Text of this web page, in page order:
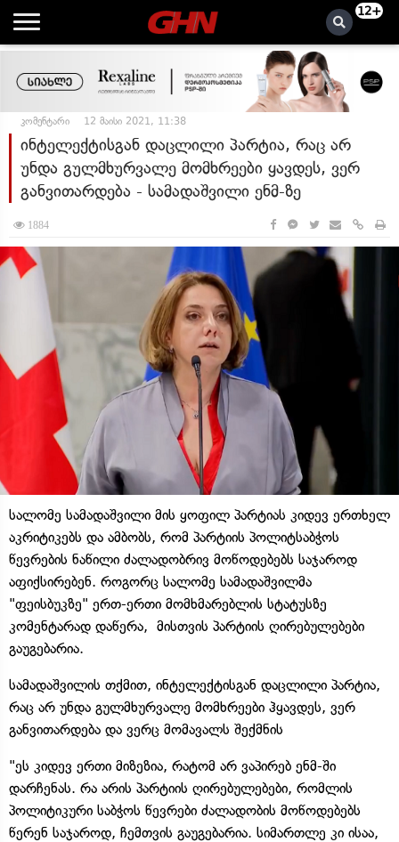
12+
კომენტარი 12 მაისი 2021, 11:38
ინტელექტისგან დაცლილი პარტია, რაც არ
უნდა გულმხურვალე მომხრეები ყავდეს, ვერ
განვითარდება - სამადაშვილი ენმ-ზე
1884
სალომე სამადაშვილი მის ყოფილ პარტიას კიდევ ერთხელ
აკრიტიკებს და ამბობს, რომ პარტიის პოლიტსაბჭოს
წევრების ნაწილი ძალადობრივ მოწოდებებს საჯაროდ
აფიქსირებენ. როგორც სალომე სამადაშვილმა
"ფეისბუკზე" ერთ-ერთი მომხმარებლის სტატუსზე
კომენტარად დაწერა, მისთვის პარტიის ღირებულებები
გაუგებარია.
სამადაშვილის თქმით, ინტელექტისგან დაცლილი პარტია,
რაც არ უნდა გულმხურვალე მომხრეები ჰყავდეს, ვერ
განვითარდება და ვერც მომავალს შექმნის
"ეს კიდევ ერთი მიზეზია, რატომ არ ვაპირებ ენმ-ში
დარჩენას. რა არის პარტიის ღირებულებები, რომლის
პოლიტიკური საბჭოს წევრები ძალადობის მოწოდებებს
წერენ საჯაროდ, ჩემთვის გაუგებარია. სიმართლე კი ისაა,